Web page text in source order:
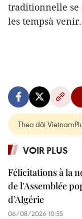
traditionnelle se
les tempsà
Theo dõi
VOIR PLUS
Félicitations à la
de l'Assemblée
d’Algérie
06/08/2026 10:55